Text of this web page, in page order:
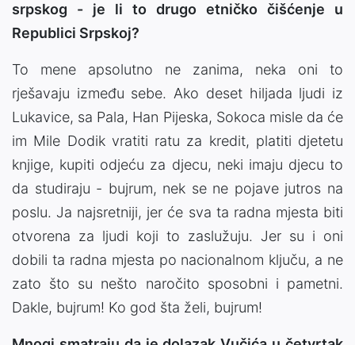
srpskog - je li to drugo etničko čišćenje u
Republici Srpskoj?
To mene apsolutno ne zanima, neka oni to
rješavaju između sebe. Ako deset hiljada ljudi iz
Lukavice, sa Pala, Han Pijeska, Sokoca misle da će
im Mile Dodik vratiti ratu za kredit, platiti djetetu
knjige, kupiti odjeću za djecu, neki imaju djecu to
da studiraju - bujrum, nek se ne pojave jutros na
poslu. Ja najsretniji, jer će sva ta radna mjesta biti
otvorena za ljudi koji to zaslužuju. Jer su i oni
dobili ta radna mjesta po nacionalnom ključu, a ne
zato što su nešto naročito sposobni i pametni.
Dakle, bujrum! Ko god šta želi, bujrum!